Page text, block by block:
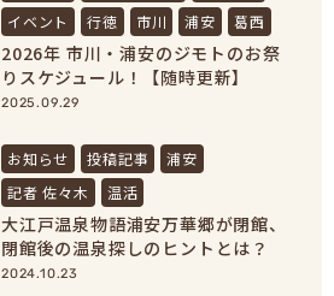
イベント
行徳 市川 浦安 葛西
2026年 市川・浦安のジモトのお祭
りスケジュール！【随時更新】
2025.09.29
お知らせ 投稿記事
浦安
記者 佐々木
温活
大江戸温泉物語浦安万華郷が閉館、
閉館後の温泉探しのヒントとは？
【浦安市民必見！】
2024.10.23